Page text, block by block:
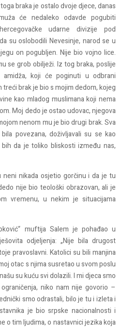
braka je ostalo dvoje djece, danas
će nedaleko odavde pogubiti
udarne divizije pod
su oslobodili Nevesinje, narod se u
on pogubljen. Nije bio vojno lice.
se grob obilježi. Iz tog braka, poslije
koji će poginuti u odbrani
treći brak je bio s mojim dedom, kojeg
kao mladog muslimana koji nema
Moj dedo je ostao udovac, njegova
nenom mu je bio drugi brak. Sva
povezana, doživljavali su se kao
da je toliko bliskosti između nas,
nikada osjetio gorčinu i da je tu
nije bio teološki obrazovan, ali je
vremenu, u nekim je situacijama
muftija Salem je pohađao u
odjeljenja: „Nije bila drugost
pravoslavni. Katolici su bili manjina
otac s njima susretao u svom poslu
su kuću svi dolazili. I mi djeca smo
niko nam nije govorio –
smo odrastali, bilo je tu i izleta i
je bio srpske nacionalnosti i
o tim ljudima, o nastavnici jezika koja